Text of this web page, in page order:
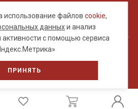
использование файловcookie,
данныхи анализ
активности с помощью сервиса
ПРИНЯТЬ
публичной
данных